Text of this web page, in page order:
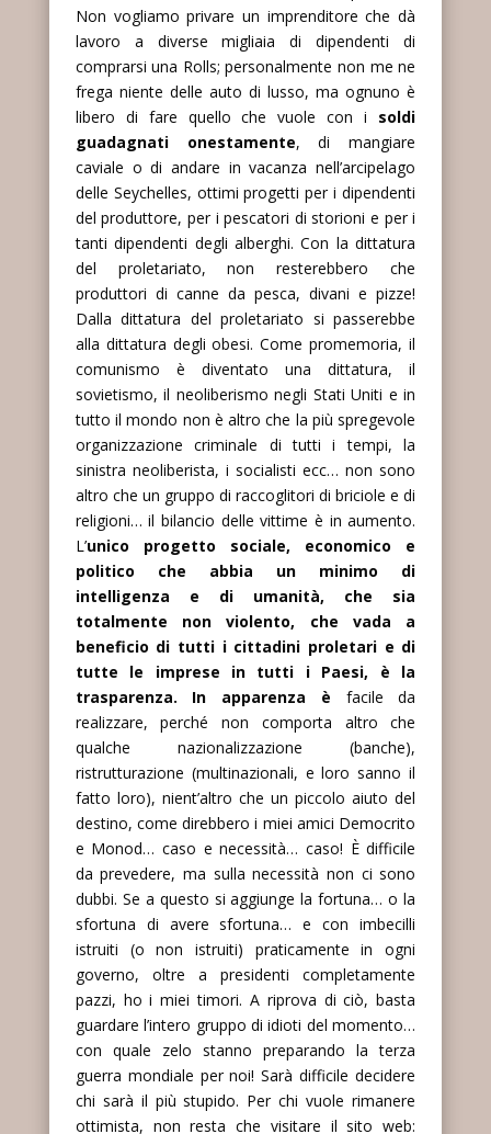
Non vogliamo privare un imprenditore che dà
lavoro a diverse migliaia di dipendenti di
comprarsi una Rolls; personalmente non me ne
frega niente delle auto di lusso, ma ognuno è
libero di fare quello che vuole con i soldi
guadagnati onestamente, di mangiare
caviale o di andare in vacanza nell’arcipelago
delle Seychelles, ottimi progetti per i dipendenti
del produttore, per i pescatori di storioni e per i
tanti dipendenti degli alberghi. Con la dittatura
del proletariato, non resterebbero che
produttori di canne da pesca, divani e pizze!
Dalla dittatura del proletariato si passerebbe
alla dittatura degli obesi. Come promemoria, il
comunismo è diventato una dittatura, il
sovietismo, il neoliberismo negli Stati Uniti e in
tutto il mondo non è altro che la più spregevole
organizzazione criminale di tutti i tempi, la
sinistra neoliberista, i socialisti ecc… non sono
altro che un gruppo di raccoglitori di briciole e di
religioni… il bilancio delle vittime è in aumento.
L’unico progetto sociale, economico e
politico che abbia un minimo di
intelligenza e di umanità, che sia
totalmente non violento, che vada a
beneficio di tutti i cittadini proletari e di
tutte le imprese in tutti i Paesi, è la
trasparenza. In apparenza è facile da
realizzare, perché non comporta altro che
qualche nazionalizzazione (banche),
ristrutturazione (multinazionali, e loro sanno il
fatto loro), nient’altro che un piccolo aiuto del
destino, come direbbero i miei amici Democrito
e Monod… caso e necessità… caso! È difficile
da prevedere, ma sulla necessità non ci sono
dubbi. Se a questo si aggiunge la fortuna… o la
sfortuna di avere sfortuna… e con imbecilli
istruiti (o non istruiti) praticamente in ogni
governo, oltre a presidenti completamente
pazzi, ho i miei timori. A riprova di ciò, basta
guardare l’intero gruppo di idioti del momento…
con quale zelo stanno preparando la terza
guerra mondiale per noi! Sarà difficile decidere
chi sarà il più stupido. Per chi vuole rimanere
ottimista, non resta che visitare il sito web: